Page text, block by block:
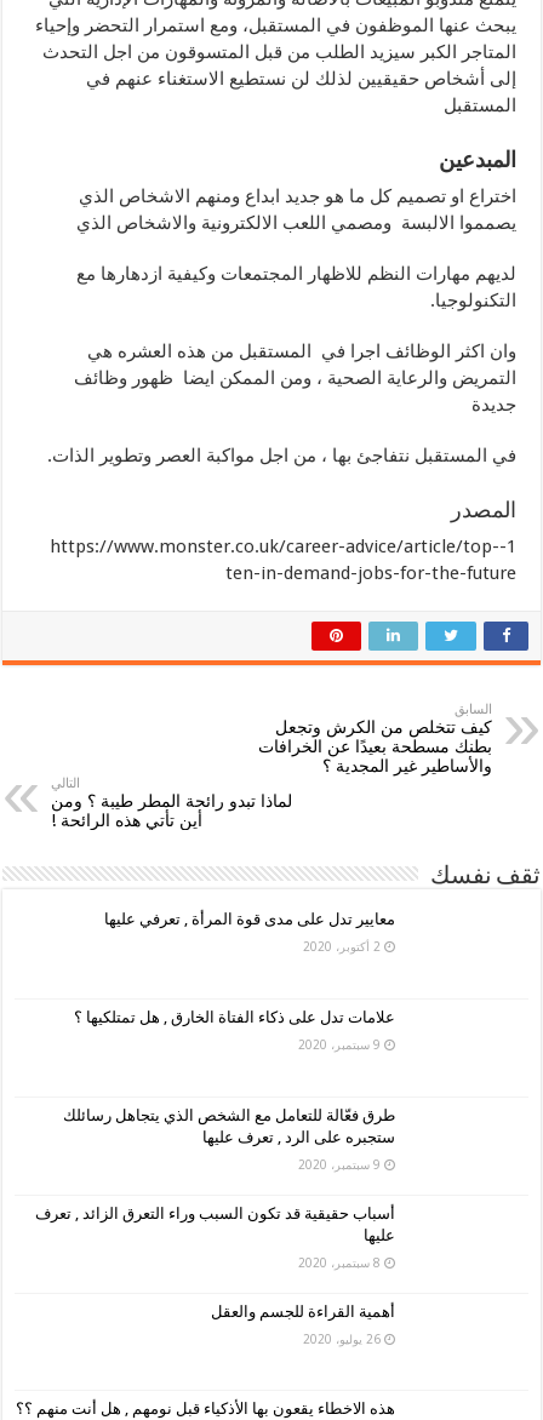
يبحث عنها الموظفون في المستقبل، ومع استمرار التحضر وإحياء
المتاجر الكبر سيزيد الطلب من قبل المتسوقون من اجل التحدث
إلى أشخاص حقيقيين لذلك لن نستطيع الاستغناء عنهم في
المستقبل
المبدعين
اختراع او تصميم كل ما هو جديد ابداع ومنهم الاشخاص الذي
يصمموا الالبسة ومصمي اللعب الالكترونية والاشخاص الذي
لديهم مهارات النظم للاظهار المجتمعات وكيفية ازدهارها مع
التكنولوجيا.
وان اكثر الوظائف اجرا في المستقبل من هذه العشره هي
التمريض والرعاية الصحية ، ومن الممكن ايضا ظهور وظائف
جديدة
في المستقبل نتفاجئ بها ، من اجل مواكبة العصر وتطوير الذات.
المصدر
1-https://www.monster.co.uk/career-advice/article/top-
ten-in-demand-jobs-for-the-future
السابق
كيف تتخلص من الكرش وتجعل
بطنك مسطحة بعيدًا عن الخرافات
والأساطير غير المجدية ؟
التالي
لماذا تبدو رائحة المطر طيبة ؟ ومن
أين تأتي هذه الرائحة !
ثقف نفسك
معايير تدل على مدى قوة المرأة , تعرفي عليها
2 أكتوبر، 2020
علامات تدل على ذكاء الفتاة الخارق , هل تمتلكيها ؟
9 سبتمبر، 2020
طرق فعّالة للتعامل مع الشخص الذي يتجاهل رسائلك
ستجبره على الرد , تعرف عليها
9 سبتمبر، 2020
أسباب حقيقية قد تكون السبب وراء التعرق الزائد , تعرف
عليها
8 سبتمبر، 2020
أهمية القراءة للجسم والعقل
26 يوليو، 2020
هذه الاخطاء يقعون بها الأذكياء قبل نومهم , هل أنت منهم ؟؟